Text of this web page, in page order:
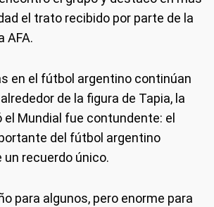
el trato recibido por parte de la
AFA.
en el fútbol argentino continúan
de la figura de Tapia, la
el Mundial fue contundente: el
del fútbol argentino
un recuerdo único.
para algunos, pero enorme para